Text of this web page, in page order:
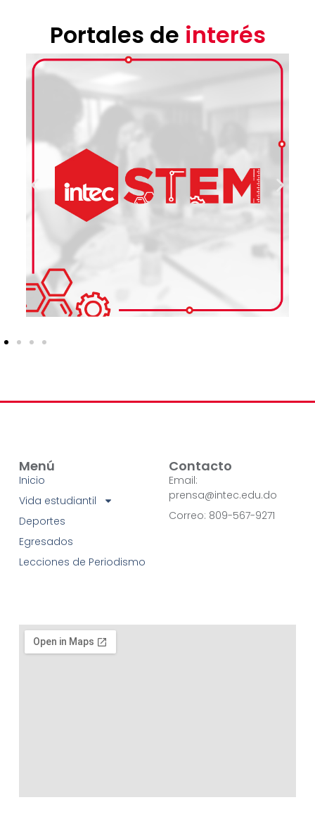
Portales de interés
Menú
Inicio
Vida estudiantil
Deportes
Egresados
Lecciones de Periodismo
Contacto
Email:
prensa@intec.edu.do
Correo: 809-567-9271